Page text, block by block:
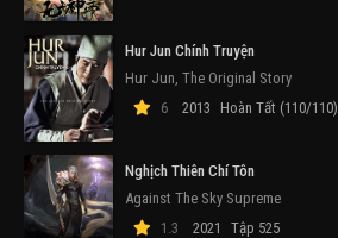
Hur Jun Chính Truyện
Hur Jun, The Original Story
6
2013 Hoàn Tất (110/110)
Nghịch Thiên Chí Tôn
Against The Sky Supreme
1.3
2021 Tập 525